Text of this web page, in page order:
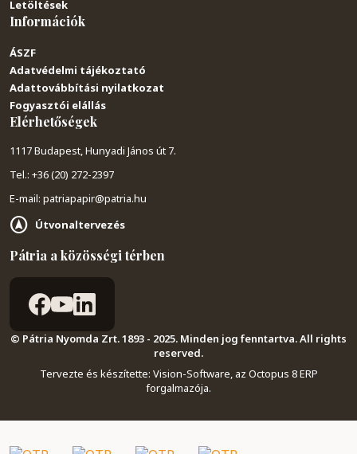
Letöltések
Információk
ÁSZF
Adatvédelmi tájékoztató
Adattovábbítási nyilatkozat
Fogyasztói elállás
Elérhetőségek
1117 Budapest, Hunyadi János út 7.
Tel.: +36 (20) 272-2397
E-mail: patriapapir@patria.hu
Útvonaltervezés
Pátria a közösségi térben
© Pátria Nyomda Zrt. 1893 - 2025. Minden jog fenntartva. All rights
reserved.
Tervezte és készítette: Vision-Software, az Octopus 8 ERP
forgalmazója.